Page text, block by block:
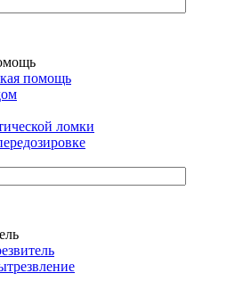
помощь
ломки